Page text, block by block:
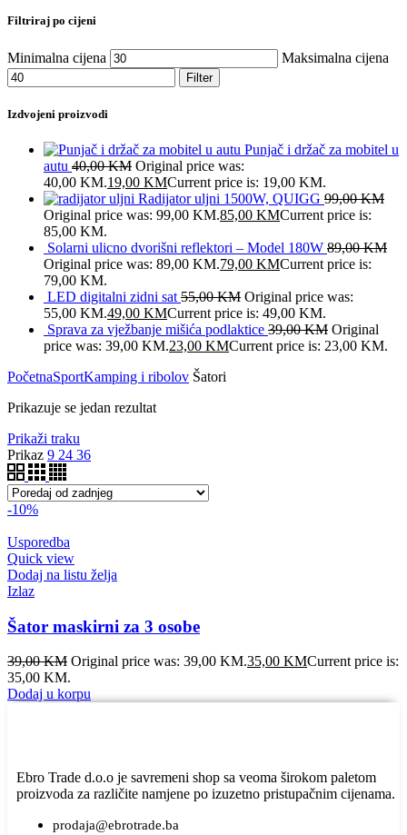
Filtriraj po cijeni
Minimalna cijena Maksimalna cijena
Filter
Izdvojeni proizvodi
Punjač i držač za mobitel u
autu 40,00KM Original price was:
40,00 KM.19,00 KMCurrent price is: 19,00 KM.
Radijator uljni 1500W, QUIGG 99,00KM
Original price was: 99,00 KM.85,00 KMCurrent price is:
85,00 KM.
Solarni ulicno dvorišni reflektori – Model 180W 89,00KM
Original price was: 89,00 KM.79,00 KMCurrent price is:
79,00 KM.
LED digitalni zidni sat 55,00KM Original price was:
55,00 KM.49,00 KMCurrent price is: 49,00 KM.
Sprava za vježbanje mišića podlaktice 39,00KM Original
price was: 39,00 KM.23,00 KMCurrent price is: 23,00 KM.
PočetnaSportKamping i ribolov Šatori
Prikazuje se jedan rezultat
Prikaži traku
Prikaz 9 24 36
-10%
Usporedba
Quick view
Dodaj na listu želja
Izlaz
Šator maskirni za 3 osobe
39,00KM Original price was: 39,00 KM.35,00 KMCurrent price is:
35,00 KM.
Dodaj u korpu
Ebro Trade d.o.o je savremeni shop sa veoma širokom paletom
proizvoda za različite namjene po izuzetno pristupačnim cijenama.
prodaja@ebrotrade.ba